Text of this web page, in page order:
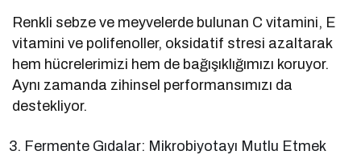
Renkli sebze ve meyvelerde bulunan C vitamini, E
vitamini ve polifenoller, oksidatif stresi azaltarak
hem hücrelerimizi hem de bağışıklığımızı koruyor.
Aynı zamanda zihinsel performansımızı da
destekliyor.
Fermente Gıdalar: Mikrobiyotayı Mutlu Etmek